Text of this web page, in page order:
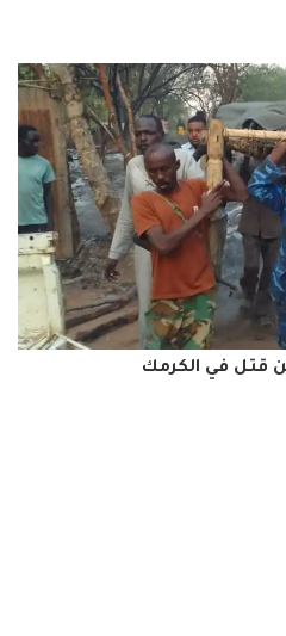
قتل في الكرمك